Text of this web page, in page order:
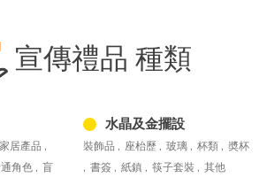
宣傳禮品 種類
家居產品 ,
角色 , 盲
水晶及金擺設
裝飾品 , 座枱歷 , 玻璃 , 杯類 , 奬杯
, 書簽 , 紙鎮 , 筷子套裝 , 其他